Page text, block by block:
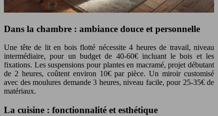
Dans la chambre : ambiance douce et personnelle
Une tête de lit en bois flotté nécessite 4 heures de travail, niveau
intermédiaire, pour un budget de 40-60€ incluant le bois et les
fixations. Les suspensions pour plantes en macramé, projet débutant
de 2 heures, coûtent environ 10€ par pièce. Un miroir customisé
avec des moulures demande 3 heures, niveau facile, pour 25-35€ de
matériaux.
La cuisine : fonctionnalité et esthétique